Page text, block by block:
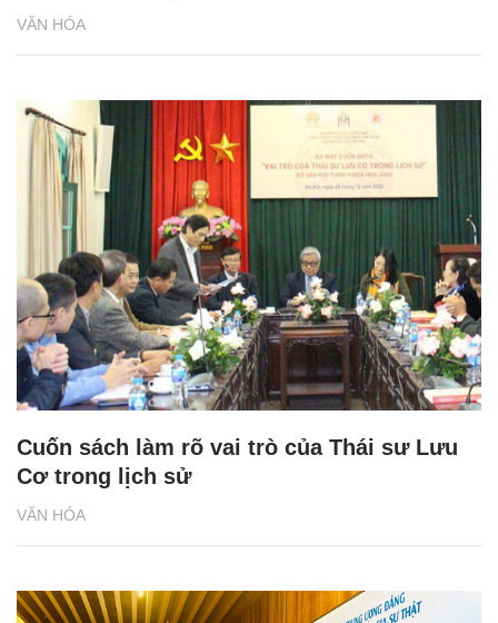
VĂN HÓA
VĂN HÓA
Cuốn sách làm rõ vai trò của Thái sư Lưu
Cơ trong lịch sử